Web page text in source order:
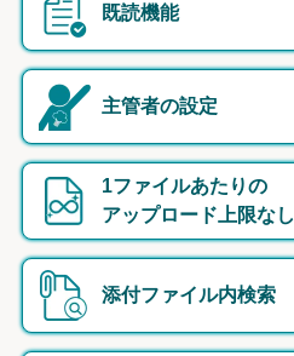
既読機能
主管者の設定
1ファイルあたりの
アップロード上限なし
添付ファイル内検索